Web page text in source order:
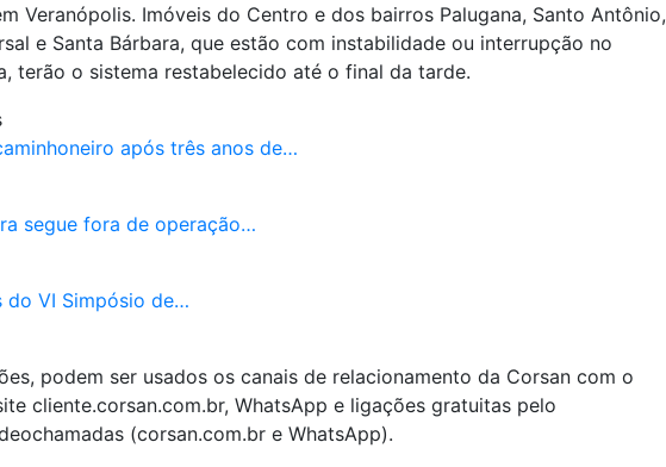
Veranópolis. Imóveis do Centro e dos bairros Palugana, Santo Antônio,
e Santa Bárbara, que estão com instabilidade ou interrupção no
terão o sistema restabelecido até o final da tarde.
após três anos de…
segue fora de operação…
do VI Simpósio de…
podem ser usados os canais de relacionamento da Corsan com o
cliente.corsan.com.br, WhatsApp e ligações gratuitas pelo
(corsan.com.br e WhatsApp).